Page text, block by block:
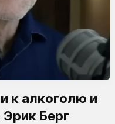
к алкоголю и
Берг